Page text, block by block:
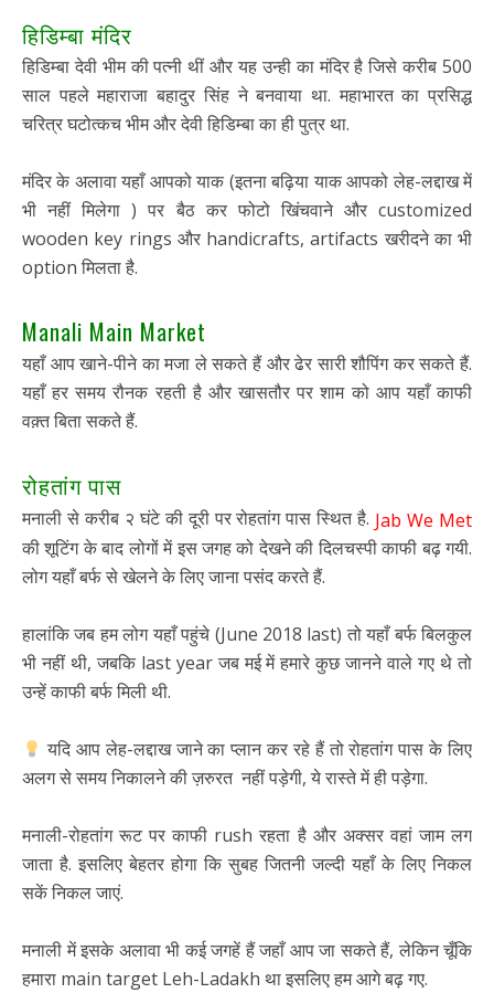
हिडिम्बा मंदिर
हिडिम्बा देवी भीम की पत्नी थीं और यह उन्ही का मंदिर है जिसे करीब 500
साल पहले महाराजा बहादुर सिंह ने बनवाया था. महाभारत का प्रसिद्ध
चरित्र घटोत्कच भीम और देवी हिडिम्बा का ही पुत्र था.
मंदिर के अलावा यहाँ आपको याक (इतना बढ़िया याक आपको लेह-लद्दाख में
भी नहीं मिलेगा ) पर बैठ कर फोटो खिंचवाने और customized
wooden key rings और handicrafts, artifacts खरीदने का भी
option मिलता है.
Manali Main Market
यहाँ आप खाने-पीने का मजा ले सकते हैं और ढेर सारी शौपिंग कर सकते हैं.
यहाँ हर समय रौनक रहती है और खासतौर पर शाम को आप यहाँ काफी
वक़्त बिता सकते हैं.
रोहतांग पास
मनाली से करीब २ घंटे की दूरी पर रोहतांग पास स्थित है. Jab We Met
की शूटिंग के बाद लोगों में इस जगह को देखने की दिलचस्पी काफी बढ़ गयी.
लोग यहाँ बर्फ से खेलने के लिए जाना पसंद करते हैं.
हालांकि जब हम लोग यहाँ पहुंचे (June 2018 last) तो यहाँ बर्फ बिलकुल
भी नहीं थी, जबकि last year जब मई में हमारे कुछ जानने वाले गए थे तो
उन्हें काफी बर्फ मिली थी.
यदि आप लेह-लद्दाख जाने का प्लान कर रहे हैं तो रोहतांग पास के लिए
अलग से समय निकालने की ज़रुरत नहीं पड़ेगी, ये रास्ते में ही पड़ेगा.
मनाली-रोहतांग रूट पर काफी rush रहता है और अक्सर वहां जाम लग
जाता है. इसलिए बेहतर होगा कि सुबह जितनी जल्दी यहाँ के लिए निकल
सकें निकल जाएं.
मनाली में इसके अलावा भी कई जगहें हैं जहाँ आप जा सकते हैं, लेकिन चूँकि
हमारा main target Leh-Ladakh था इसलिए हम आगे बढ़ गए.